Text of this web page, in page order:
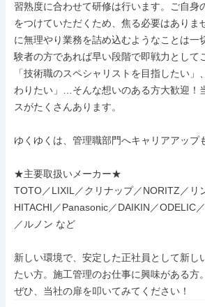
習熟度に合わせて研修は行います。ご自身
をつけていただくため、焦る必要はありま
に無理やり業務を詰め込むようなことは一
験者の方であれば早い段階で即戦力として
「技術職のスペシャリストを目指したい
わりたい」…そんな想いのある方大歓迎！
スがたくさんあります。
ゆくゆくは、管理職部門へキャリアアップ
★主要取扱いメーカー★
TOTO／LIXIL／クリナップ／NORITZ／リ
HITACHI／Panasonic／DAIKIN／ODELIC
／ルノン など
新しい環境で、安定した正社員として新し
たい方。施工管理のお仕事に興味がある方。
ぜひ、当社の扉を叩いてみてください！